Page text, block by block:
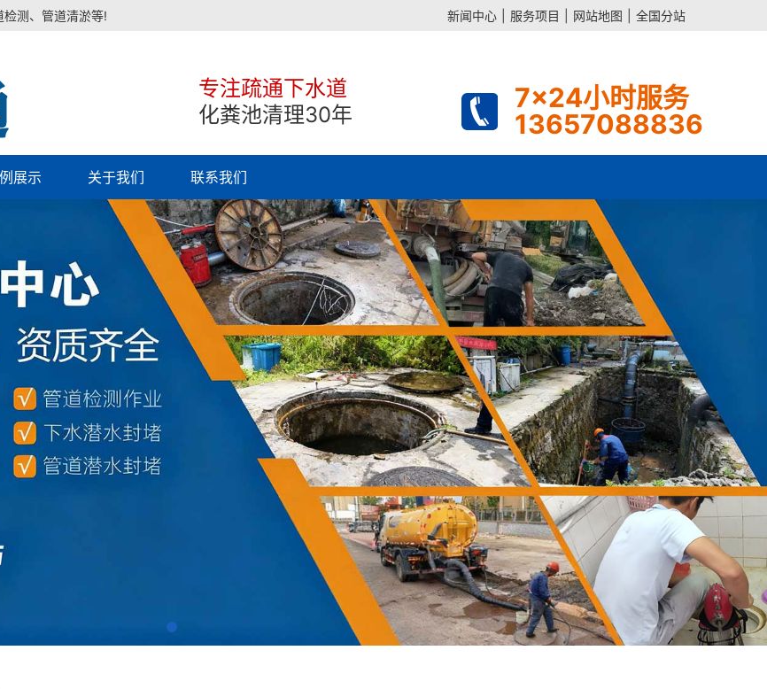
测、管道清淤等! 新闻中心 服务项目 网站地图 全国分站
专注疏通下水道
化粪池清理30年
7x24小时服务
13657088836
展示 关于我们 联系我们